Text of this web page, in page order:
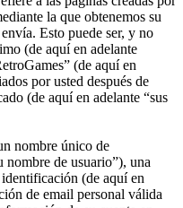
la que obtenemos su
Esto puede ser, y no
(de aquí en adelante
(de aquí en
por usted después de
(de aquí en adelante “sus
nombre único de
nombre de usuario”), una
(de aquí en
de email personal válida